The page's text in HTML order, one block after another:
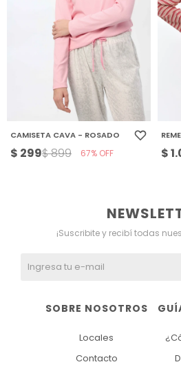
CAMISETA CAVA - ROSADO
$ 299$899 67 $
SOBRE NOSOTROS
Locales
Contacto
¡Suscribite y recibí todas